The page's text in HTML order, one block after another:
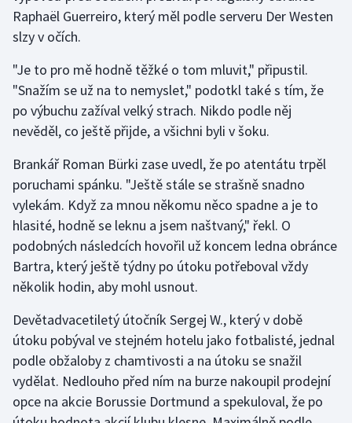
Lyže a snowboard
Motorsport
Olympijské hry
Parasport
Plavání
Plážový volejbal
Ragby
Rychlobruslení
Rychlostní kanoistika
Short track
Raphaël Guerreiro, který měl podle serveru Der Westen
slzy v očích.
"Je to pro mě hodně těžké o tom mluvit," připustil.
"Snažím se už na to nemyslet," podotkl také s tím, že
po výbuchu zažíval velký strach. Nikdo podle něj
nevěděl, co ještě přijde, a všichni byli v šoku.
Brankář Roman Bürki zase uvedl, že po atentátu trpěl
poruchami spánku. "Ještě stále se strašně snadno
vylekám. Když za mnou někomu něco spadne a je to
hlasité, hodně se leknu a jsem naštvaný," řekl. O
podobných následcích hovořil už koncem ledna obránce
Bartra, který ještě týdny po útoku potřeboval vždy
několik hodin, aby mohl usnout.
Devětadvacetiletý útočník Sergej W., který v době
útoku pobýval ve stejném hotelu jako fotbalisté, jednal
podle obžaloby z chamtivosti a na útoku se snažil
vydělat. Nedlouho před ním na burze nakoupil prodejní
opce na akcie Borussie Dortmund a spekuloval, že po